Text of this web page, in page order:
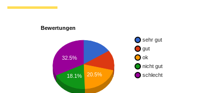
Bewertungen
sehr gut
gut
ok
nicht gut
schlecht
20.5%
32.5%
18.1%